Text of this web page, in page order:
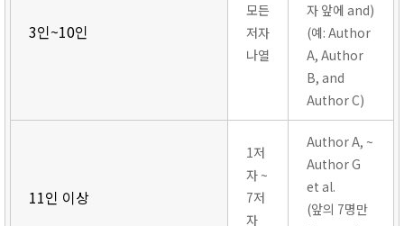
3인~10인
모든
저자
나열
자 앞에 and)
(예: Author
A, Author
B, and
Author C)
11인 이상
1저
자 ~
7저
자
Author A, ~
Author G
et al.
(앞의 7명만